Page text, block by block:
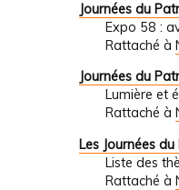
Journées du
Expo 58 :
Rattaché à
Journées du
Lumière et
Rattaché à
Les Journées
Liste des
Rattaché à